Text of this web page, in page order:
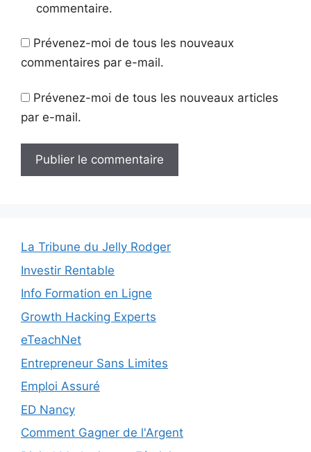
commentaire.
Prévenez-moi de tous les nouveaux
commentaires par e-mail.
Prévenez-moi de tous les nouveaux articles
par e-mail.
La Tribune du Jelly Rodger
Investir Rentable
Info Formation en Ligne
Growth Hacking Experts
eTeachNet
Entrepreneur Sans Limites
Emploi Assuré
ED Nancy
Comment Gagner de l'Argent